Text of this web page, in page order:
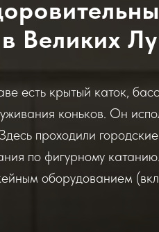
в Великих
есть крытый каток,
коньков. Он
проходили
по фигурному
оборудованием